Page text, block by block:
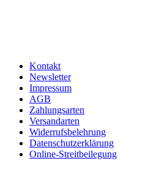
Kontakt
Newsletter
Impressum
AGB
Zahlungsarten
Versandarten
Widerrufsbelehrung
Datenschutzerklärung
Online-Streitbeilegung